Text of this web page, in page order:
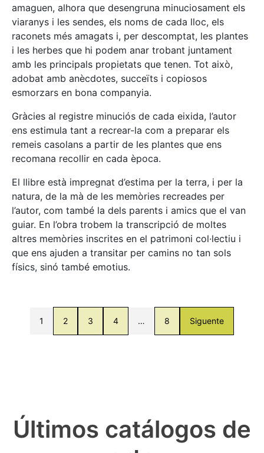
amaguen, alhora que desengruna minuciosament els
viaranys i les sendes, els noms de cada lloc, els
raconets més amagats i, per descomptat, les plantes
i les herbes que hi podem anar trobant juntament
amb les principals propietats que tenen. Tot això,
adobat amb anècdotes, succeïts i copiosos
esmorzars en bona companyia.
Gràcies al registre minuciós de cada eixida, l’autor
ens estimula tant a recrear-la com a preparar els
remeis casolans a partir de les plantes que ens
recomana recollir en cada època.
El llibre està impregnat d’estima per la terra, i per la
natura, de la mà de les memòries recreades per
l’autor, com també la dels parents i amics que el van
guiar. En l’obra trobem la transcripció de moltes
altres memòries inscrites en el patrimoni col·lectiu i
que ens ajuden a transitar per camins no tan sols
físics, sinó també emotius.
1 2 3 4 … 8 Siguente
Últimos catálogos de